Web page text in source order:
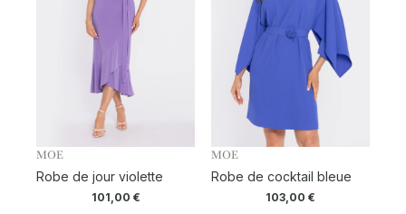
MOE
Robe de jour violette
101,00 €
MOE
Robe de cocktail bleue
103,00 €